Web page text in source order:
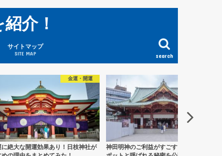
介！
search
サイトマップ
SITE MAP
パワースポット
神田明神のご利益がすごすぎる！パワース
明治神宮のパワースポットや